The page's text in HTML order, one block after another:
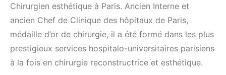
Chirurgien esthétique à Paris. Ancien Interne et
ancien Chef de Clinique des hôpitaux de Paris,
médaille d’or de chirurgie, il a été formé dans les plus
prestigieux services hospitalo-universitaires parisiens
à la fois en chirurgie reconstructrice et esthétique.